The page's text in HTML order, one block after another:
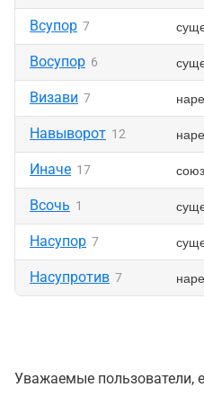
Всупор 7
Восупор 6
Визави 7
Навыворот 12
Иначе 17 союз
Всочь 1
Насупор 7
Насупротив 7
Уважаемые пользователи,